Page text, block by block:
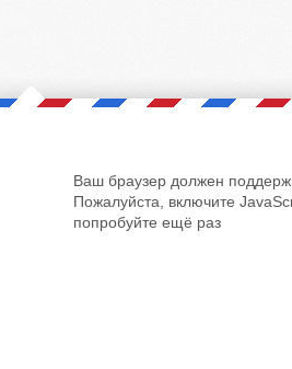
Ваш браузер должен
Пожалуйста, включите
попробуйте ещё раз